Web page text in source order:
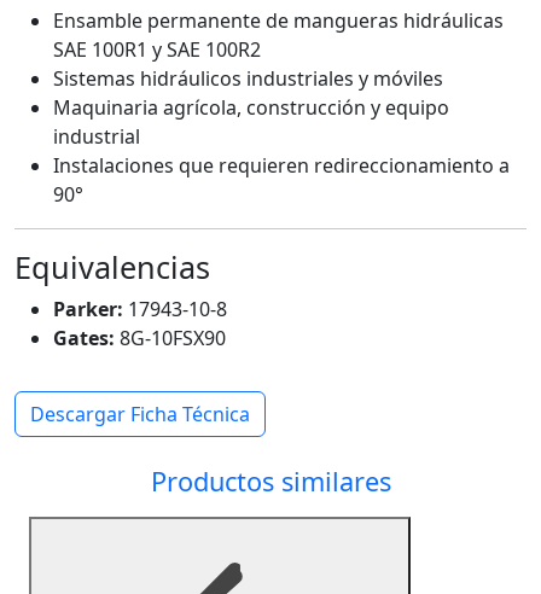
Ensamble permanente de mangueras hidráulicas
SAE 100R1 y SAE 100R2
Sistemas hidráulicos industriales y móviles
Maquinaria agrícola, construcción y equipo
industrial
Instalaciones que requieren redireccionamiento a
90°
Equivalencias
Parker: 17943-10-8
Gates: 8G-10FSX90
Descargar Ficha Técnica
Productos similares